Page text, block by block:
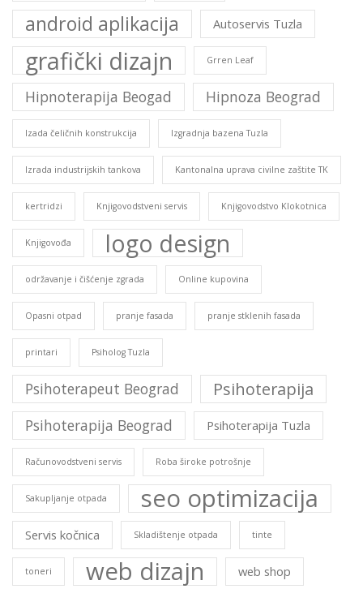
android aplikacija Autoservis Tuzla
grafički dizajn Grren Leaf
Hipnoterapija Beogad Hipnoza Beograd
Izada čeličnih konstrukcija Izgradnja bazena Tuzla
Izrada industrijskih tankova Kantonalna uprava civilne zaštite TK
kertridzi Knjigovodstveni servis Knjigovodstvo Klokotnica
Knjigovođa logo design
održavanje i čišćenje zgrada Online kupovina
Opasni otpad pranje fasada pranje stklenih fasada
printari Psiholog Tuzla
Psihoterapeut Beograd Psihoterapija
Psihoterapija Beograd Psihoterapija Tuzla
Računovodstveni servis Roba široke potrošnje
Sakupljanje otpada seo optimizacija
Servis kočnica Skladištenje otpada tinte
toneri web dizajn web shop